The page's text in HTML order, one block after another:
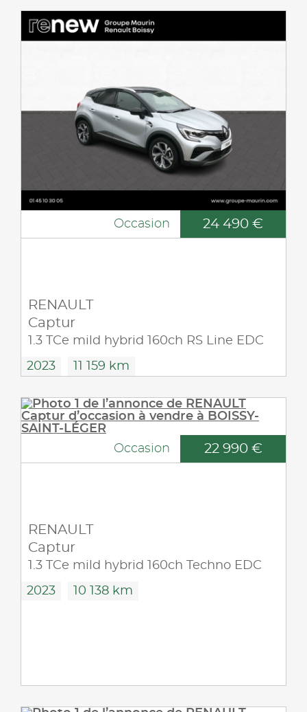
Occasion 24 490 €
RENAULT
Captur
1.3 TCe mild hybrid 160ch RS Line EDC
2023 11 159 km
Occasion 22 990 €
RENAULT
Captur
1.3 TCe mild hybrid 160ch Techno EDC
2023 10 138 km